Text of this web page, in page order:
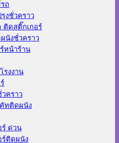
ถ
งชั่วคราว
ติดสติ๊กเกอร์
นังชั่วคราว
หน้าร้าน
รงงาน
คราว
ทติดผนัง
ร์ ด่วน
ร์ติดผนัง